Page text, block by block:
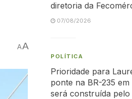
AA
diretoria da
07/08/2026
POLÍTICA
Prioridade para
ponte na BR-235
será construída pelo